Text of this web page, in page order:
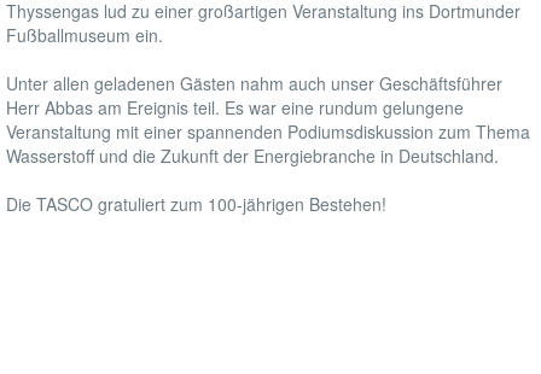
REFERENZEN
KARRIERE
AKTUELLES
Thyssengas lud zu einer großartigen Veranstaltung ins Dortmunder
Fußballmuseum ein.
Unter allen geladenen Gästen nahm auch unser Geschäftsführer
Herr Abbas am Ereignis teil. Es war eine rundum gelungene
Veranstaltung mit einer spannenden Podiumsdiskussion zum Thema
Wasserstoff und die Zukunft der Energiebranche in Deutschland.
Die TASCO gratuliert zum 100-jährigen Bestehen!